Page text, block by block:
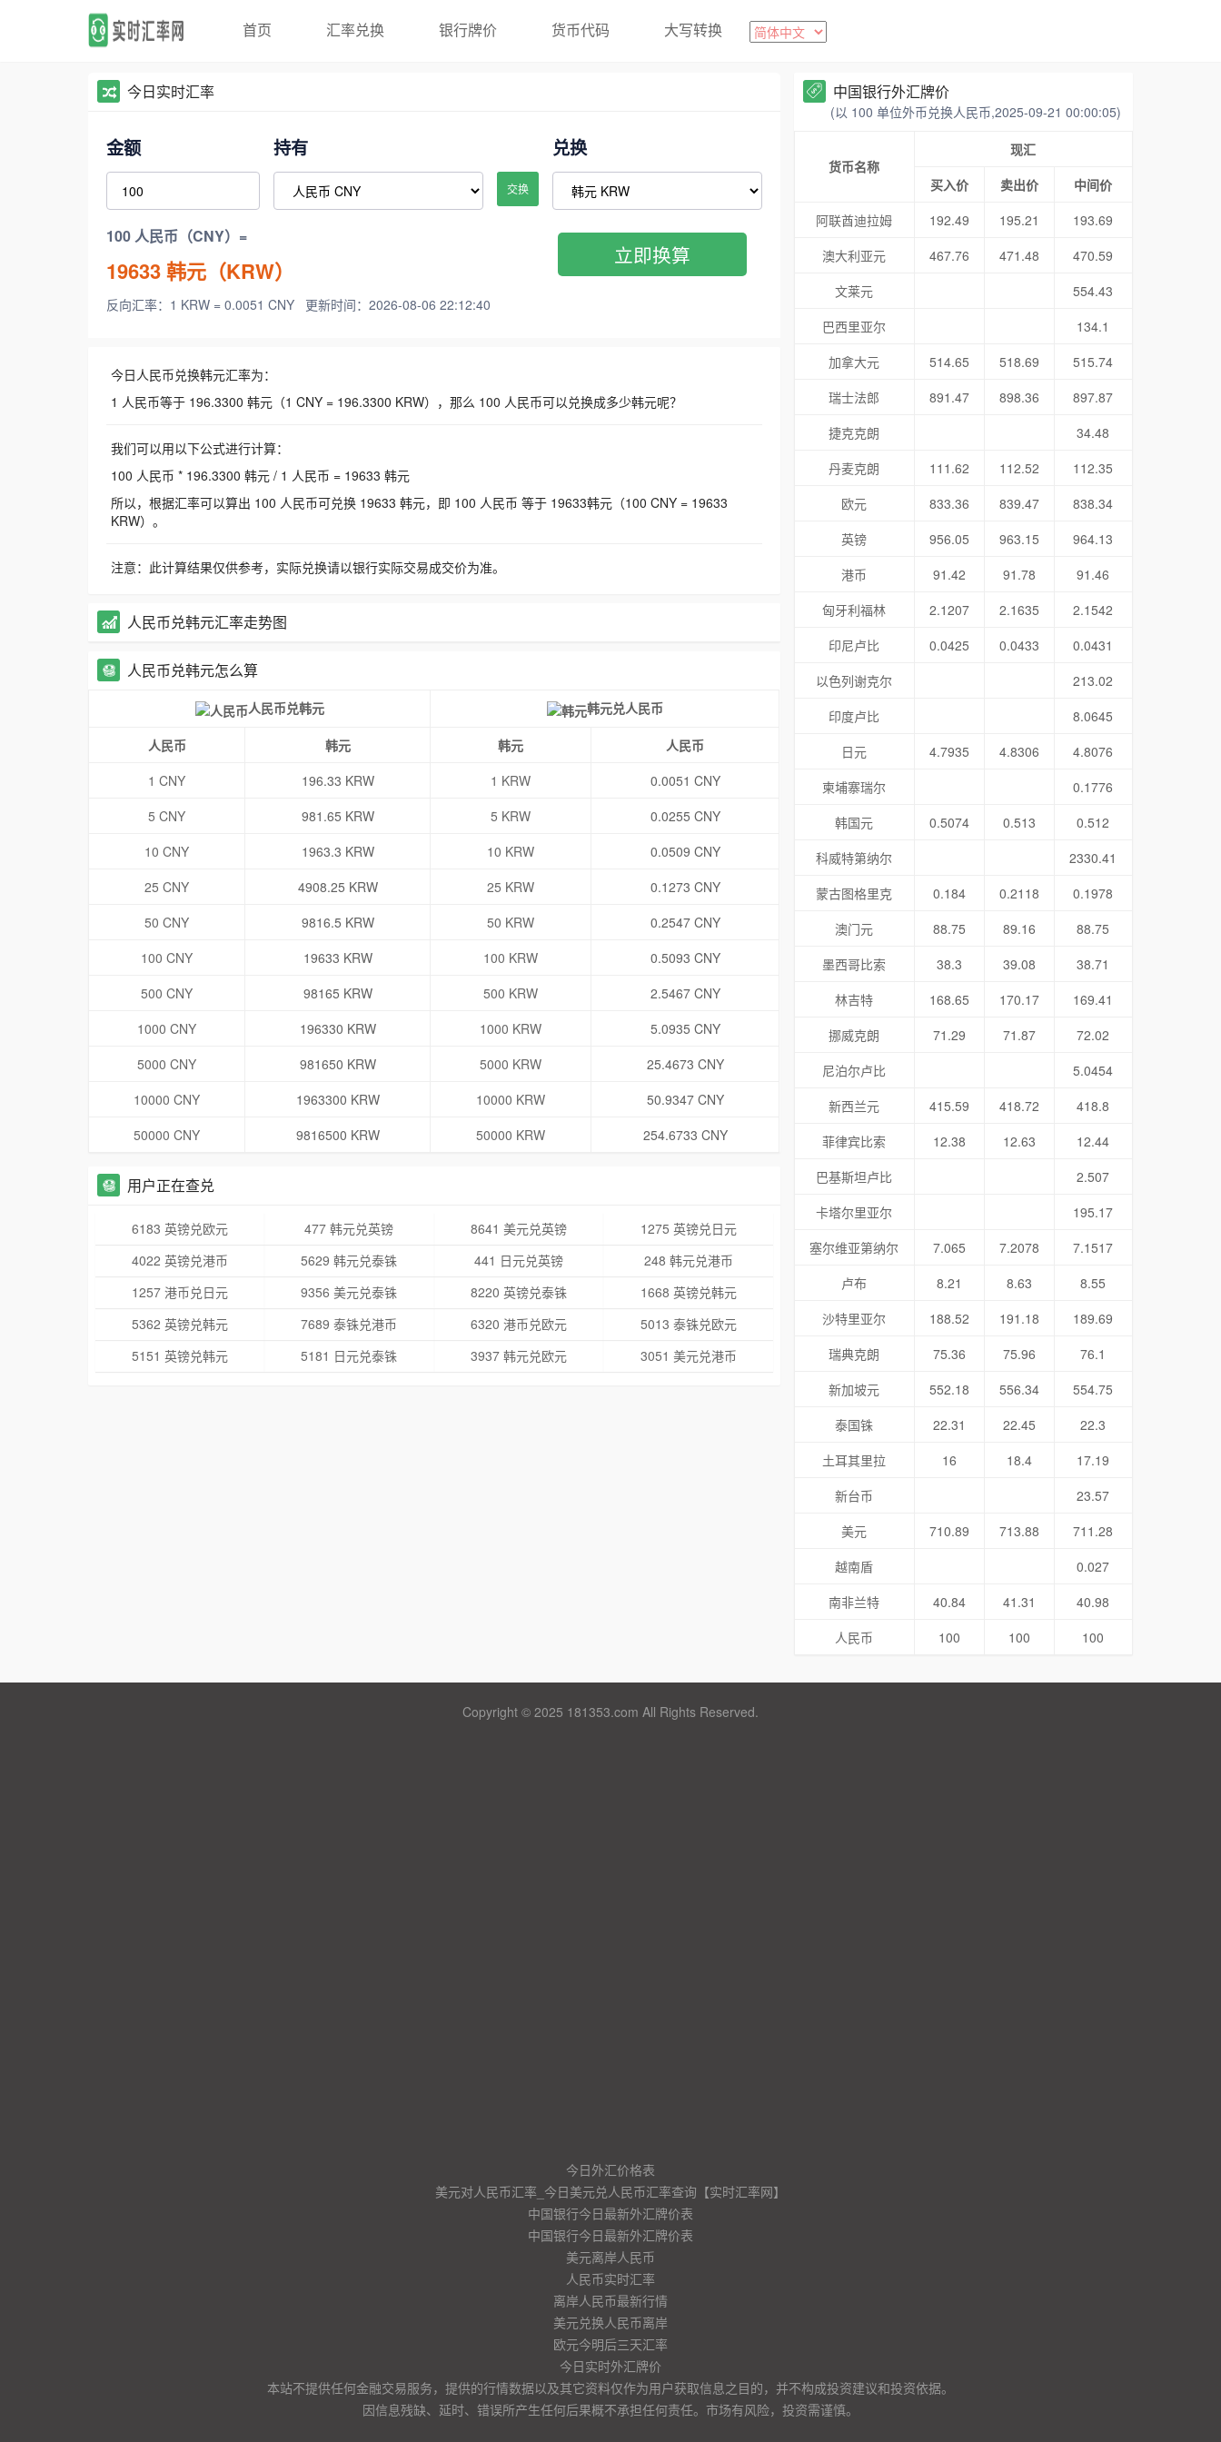
首页 汇率兑换 银行牌价 货币代码 大写转换
今日实时汇率
金额 持有
交换
兑换
100 人民币（CNY）=
19633韩元（KRW）
反向汇率：1 KRW = 0.0051 CNY 更新时间：2026-08-06 22:12:40
立即换算
今日人民币兑换韩元汇率为：
1 人民币等于 196.3300 韩元（1 CNY = 196.3300 KRW），那么 100 人民币可以兑换成多少韩元呢？
我们可以用以下公式进行计算：
100 人民币 * 196.3300 韩元 / 1 人民币 = 19633 韩元
所以，根据汇率可以算出 100 人民币可兑换 19633 韩元，即 100 人民币 等于 19633韩元（100 CNY = 19633
KRW）。
注意：此计算结果仅供参考，实际兑换请以银行实际交易成交价为准。
人民币兑韩元汇率走势图
人民币兑韩元怎么算
人民币兑韩元 韩元兑人民币
人民币 韩元 韩元
人民币
1 CNY
196.33 KRW 1 KRW
0.0051 CNY
5 CNY
981.65 KRW 5 KRW
0.0255 CNY
10 CNY
1963.3 KRW 10 KRW
0.0509 CNY
25 CNY
4908.25 KRW 25 KRW
0.1273 CNY
50 CNY
9816.5 KRW 50 KRW
0.2547 CNY
100 CNY
19633 KRW 100 KRW
0.5093 CNY
500 CNY
98165 KRW 500 KRW
2.5467 CNY
1000 CNY
196330 KRW 1000 KRW
5.0935 CNY
5000 CNY
981650 KRW 5000 KRW
25.4673 CNY
10000 CNY
1963300 KRW 10000 KRW
50.9347 CNY
50000 CNY
9816500 KRW 50000 KRW 254.6733 CNY
用户正在查兑
6183 英镑兑欧元 477 韩元兑英镑 8641 美元兑英镑
1275 英镑兑日元
4022 英镑兑港币
5629 韩元兑泰铢 441 日元兑英镑
248 韩元兑港币
1257 港币兑日元
9356 美元兑泰铢 8220 英镑兑泰铢
1668 英镑兑韩元
5362 英镑兑韩元
7689 泰铢兑港币 6320 港币兑欧元
5013 泰铢兑欧元
5151 英镑兑韩元
5181 日元兑泰铢 3937 韩元兑欧元 3051 美元兑港币
中国银行外汇牌价
(以 100 单位外币兑换人民币,2025-09-21 00:00:05)
货币名称
现汇
买入价
卖出价
中间价
阿联酋迪拉姆
192.49 195.21
193.69
澳大利亚元
467.76 471.48
470.59
文莱元
554.43
巴西里亚尔
134.1
加拿大元
514.65 518.69
515.74
瑞士法郎
891.47 898.36
897.87
捷克克朗
34.48
丹麦克朗
111.62 112.52
112.35
欧元
833.36 839.47
838.34
英镑
956.05 963.15
964.13
港币
91.42 91.78
91.46
匈牙利福林
2.1207 2.1635
2.1542
印尼卢比
0.0425 0.0433
0.0431
以色列谢克尔
213.02
印度卢比
8.0645
日元
4.7935 4.8306
4.8076
柬埔寨瑞尔
0.1776
韩国元
0.5074 0.513
0.512
科威特第纳尔
2330.41
蒙古图格里克
0.184 0.2118
0.1978
澳门元
88.75 89.16
88.75
墨西哥比索
38.3 39.08
38.71
林吉特
168.65 170.17
169.41
挪威克朗
71.29 71.87
72.02
尼泊尔卢比
5.0454
新西兰元
415.59 418.72
418.8
菲律宾比索
12.38 12.63
12.44
巴基斯坦卢比
2.507
卡塔尔里亚尔
195.17
塞尔维亚第纳尔
7.065 7.2078
7.1517
卢布
8.21 8.63
8.55
沙特里亚尔
188.52 191.18
189.69
瑞典克朗
75.36 75.96
76.1
新加坡元
552.18 556.34
554.75
泰国铢
22.31 22.45
22.3
土耳其里拉
16 18.4
17.19
新台币
23.57
美元
710.89 713.88
711.28
越南盾
0.027
南非兰特
40.84 41.31
40.98
人民币
100 100 100
Copyright © 2025 181353.com All Rights Reserved.
今日外汇价格表
美元对人民币汇率_今日美元兑人民币汇率查询【实时汇率网】
中国银行今日最新外汇牌价表
中国银行今日最新外汇牌价表
美元离岸人民币
人民币实时汇率
离岸人民币最新行情
美元兑换人民币离岸
欧元今明后三天汇率
今日实时外汇牌价
本站不提供任何金融交易服务，提供的行情数据以及其它资料仅作为用户获取信息之目的，并不构成投资建议和投资依据。
因信息残缺、延时、错误所产生任何后果概不承担任何责任。市场有风险，投资需谨慎。